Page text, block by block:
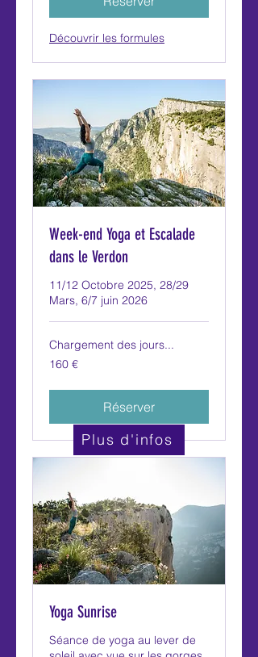
Découvrir les formules
Week-end Yoga et Escalade
dans le Verdon
11/12 Octobre 2025, 28/29
Mars, 6/7 juin 2026
Chargement des jours...
160
euros
160 €
Réserver
Yoga Sunrise
Séance de yoga au lever de
Plus d'infos